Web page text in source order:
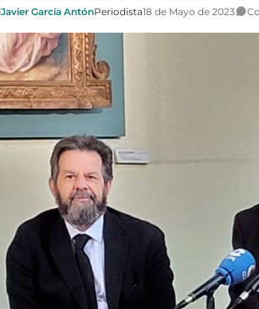
Javier García AntónPeriodista18 de Mayo de 2023